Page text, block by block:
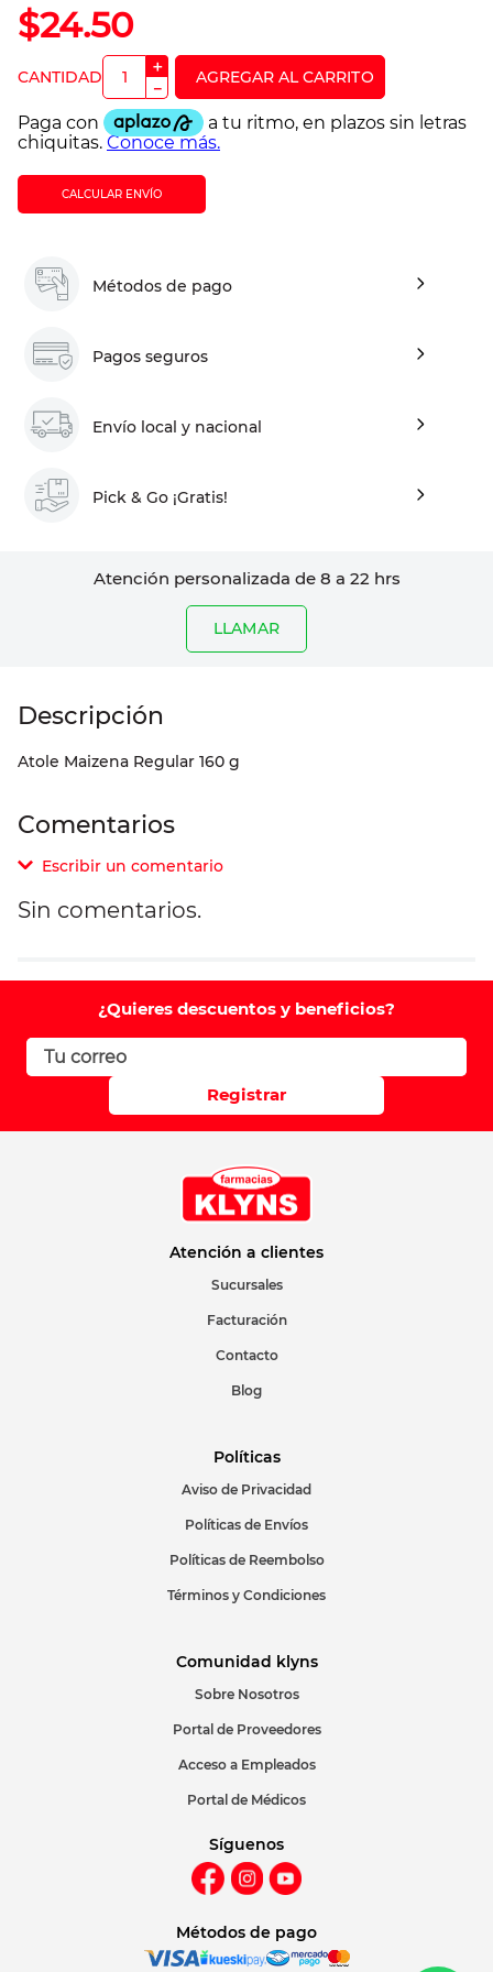
$24.50
＋
－
CALCULAR ENVÍO
Métodos de pago
Pagos seguros
Envío local y nacional
Pick & Go ¡Gratis!
Atención personalizada de 8 a 22 hrs
LLAMAR
Atole Maizena Regular 160 g
Comentarios
Escribir un comentario
Comentario
Califique el producto de 1 a 5 estrellas
Correo electrónico
ENVIAR COMENTARIO
Sin comentarios.
¿Quieres descuentos y beneficios?
Registrar
Atención a clientes
Sucursales
Facturación
Contacto
Blog
Políticas
Aviso de Privacidad
Políticas de Envíos
Políticas de Reembolso
Términos y Condiciones
Comunidad klyns
Sobre Nosotros
Portal de Proveedores
Acceso a Empleados
Portal de Médicos
Síguenos
Métodos de pago